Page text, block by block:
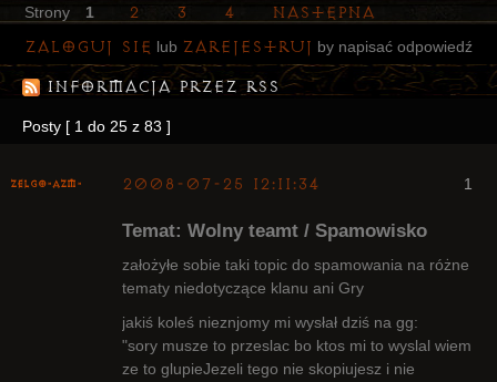
Strony 1 2 3 4
Następna
Zaloguj się lub zarejestruj by napisać odpowiedź
Informacja przez RSS
Posty [ 1 do 25 z 83 ]
1
ZelgO-AZM- 2008-07-25 12:11:34
Temat: Wolny teamt / Spamowisko
założyłe sobie taki topic do spamowania na różne
tematy niedotyczące klanu ani Gry
jakiś koleś nieznjomy mi wysłał dziś na gg:
"sory musze to przeslac bo ktos mi to wyslal wiem
ze to glupieJezeli tego nie skopiujesz i nie